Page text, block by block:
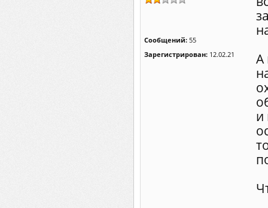
Сообщений: 55
Зарегистрирован: 12.02.21
А
и